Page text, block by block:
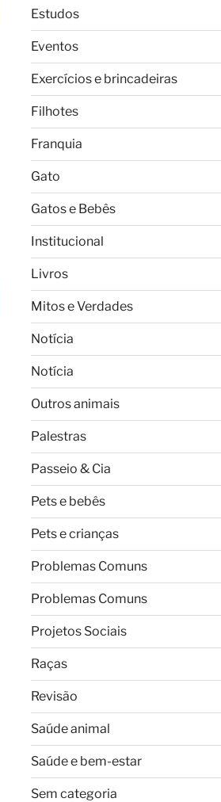
Estudos
Eventos
Exercícios e brincadeiras
Filhotes
Franquia
Gato
Gatos e Bebês
Institucional
Livros
Mitos e Verdades
Notícia
Notícia
Outros animais
Palestras
Passeio & Cia
Pets e bebês
Pets e crianças
Problemas Comuns
Problemas Comuns
Projetos Sociais
Raças
Revisão
Saúde animal
Saúde e bem-estar
Sem categoria